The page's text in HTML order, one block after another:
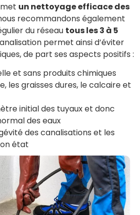
un nettoyage efficace des
recommandons également
du réseau tous les 3 à 5
permet ainsi d’éviter
de part ses aspects positifs :
et sans produits chimiques
les graisses dures, le calcaire et
initial des tuyaux et donc
des eaux
des canalisations et les
état